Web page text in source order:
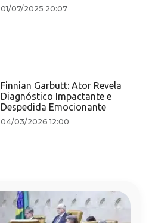
01/07/2025 20:07
Finnian Garbutt: Ator Revela
Diagnóstico Impactante e
Despedida Emocionante
04/03/2026 12:00